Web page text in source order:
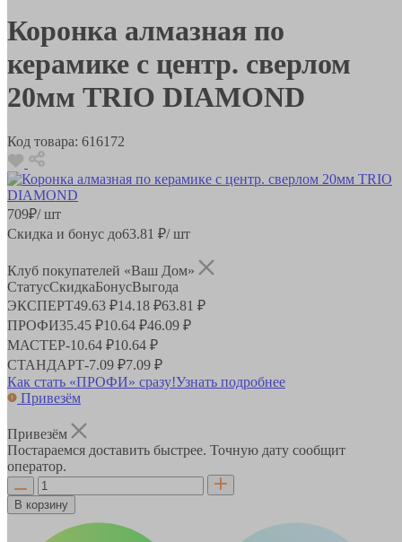
Коронка алмазная по
керамике с центр. сверлом
20мм TRIO DIAMOND
Код товара: 616172
709₽/ шт
Скидка и бонус до63.81 ₽/ шт
Клуб покупателей «Ваш Дом»
СтатусСкидкаБонусВыгода
ЭКСПЕРТ49.63 ₽14.18 ₽63.81 ₽
ПРОФИ35.45 ₽10.64 ₽46.09 ₽
МАСТЕР-10.64 ₽10.64 ₽
СТАНДАРТ-7.09 ₽7.09 ₽
Как стать «ПРОФИ» сразу!Узнать подробнее
Привезём
Привезём
Постараемся доставить быстрее. Точную дату сообщит
оператор.
В корзину